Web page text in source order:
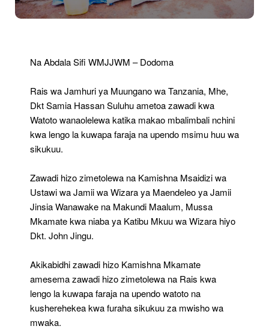
Atoa
Kwa
Dodoma
Na Abdala Sifi WMJJWM – Dodoma
Rais wa Jamhuri ya Muungano wa Tanzania, Mhe,
Dkt Samia Hassan Suluhu ametoa zawadi kwa
Watoto wanaolelewa katika makao mbalimbali nchini
kwa lengo la kuwapa faraja na upendo msimu huu wa
sikukuu.
Zawadi hizo zimetolewa na Kamishna Msaidizi wa
Ustawi wa Jamii wa Wizara ya Maendeleo ya Jamii
Jinsia Wanawake na Makundi Maalum, Mussa
Mkamate kwa niaba ya Katibu Mkuu wa Wizara hiyo
Dkt. John Jingu.
Akikabidhi zawadi hizo Kamishna Mkamate
amesema zawadi hizo zimetolewa na Rais kwa
lengo la kuwapa faraja na upendo watoto na
kusherehekea kwa furaha sikukuu za mwisho wa
mwaka.